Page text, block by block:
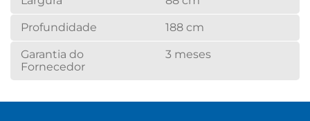
Profundidade 188 cm
Garantia do
Fornecedor
3 meses